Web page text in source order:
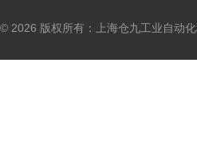
© 2026 版权所有：上海仓九工业自动